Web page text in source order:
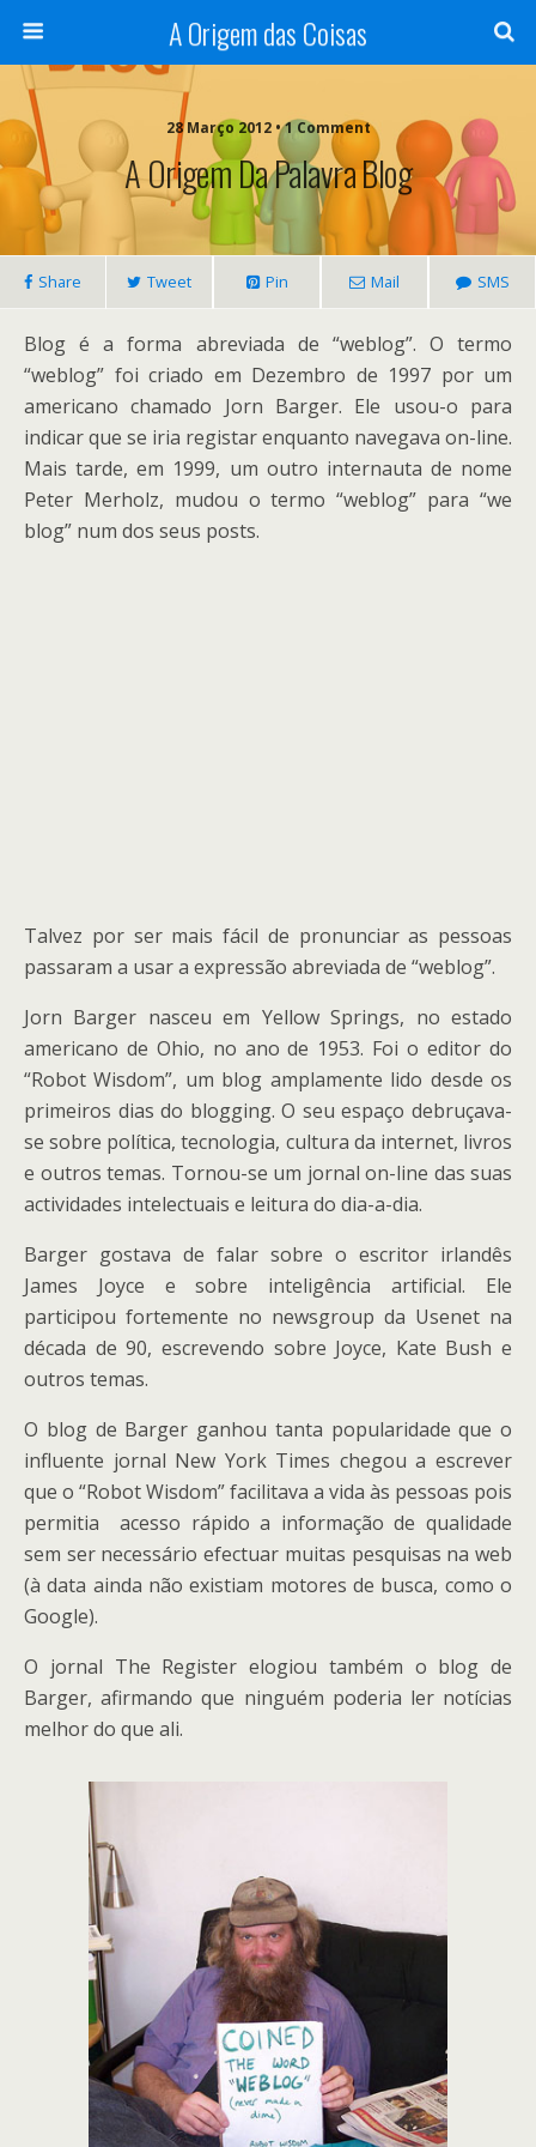
A Origem das Coisas
28 Março 2012 • 1 Comment
A Origem Da Palavra Blog
Share Tweet Pin Mail SMS
Blog é a forma abreviada de “weblog”. O termo
“weblog” foi criado em Dezembro de 1997 por um
americano chamado Jorn Barger. Ele usou-o para
indicar que se iria registar enquanto navegava on-line.
Mais tarde, em 1999, um outro internauta de nome
Peter Merholz, mudou o termo “weblog” para “we
blog” num dos seus posts.
Talvez por ser mais fácil de pronunciar as pessoas
passaram a usar a expressão abreviada de “weblog”.
Jorn Barger nasceu em Yellow Springs, no estado
americano de Ohio, no ano de 1953. Foi o editor do
“Robot Wisdom”, um blog amplamente lido desde os
primeiros dias do blogging. O seu espaço debruçava-
se sobre política, tecnologia, cultura da internet, livros
e outros temas. Tornou-se um jornal on-line das suas
actividades intelectuais e leitura do dia-a-dia.
Barger gostava de falar sobre o escritor irlandês
James Joyce e sobre inteligência artificial. Ele
participou fortemente no newsgroup da Usenet na
década de 90, escrevendo sobre Joyce, Kate Bush e
outros temas.
O blog de Barger ganhou tanta popularidade que o
influente jornal New York Times chegou a escrever
que o “Robot Wisdom” facilitava a vida às pessoas pois
permitia acesso rápido a informação de qualidade
sem ser necessário efectuar muitas pesquisas na web
(à data ainda não existiam motores de busca, como o
Google).
O jornal The Register elogiou também o blog de
Barger, afirmando que ninguém poderia ler notícias
melhor do que ali.